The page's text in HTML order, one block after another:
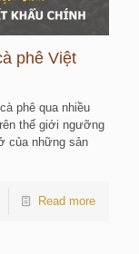
phê Việt
phê qua nhiều
thế giới ngưỡng
của những sản
Read more